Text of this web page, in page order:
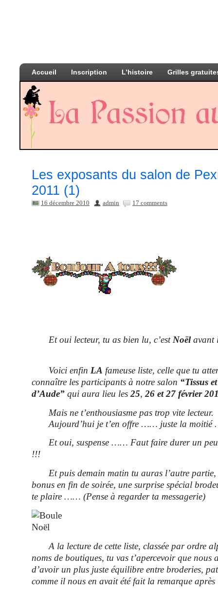
Accueil Inscription L’histoire Grilles
Les exposants du salon de
2011 (1)
16 décembre 2010 admin 17 comments
Et oui lecteur, tu as bien lu, c’est Noël avant
Voici enfin LA fameuse liste, celle que tu
connaître les participants à notre salon “Tissus
d’Aude” qui aura lieu les 25, 26 et 27 février
Mais ne t’enthousiasme pas trop vite lecteur.
Aujourd’hui je t’en offre …… juste la
Et oui, suspense …… Faut faire durer un peu
!!!
Et puis demain matin tu auras l’autre partie,
bonus en fin de soirée, une surprise spécial
te plaire …… (Pense à regarder ta messagerie)
A la lecture de cette liste, classée par ordre
noms de boutiques, tu vas t’apercevoir que nous
d’avoir un plus juste équilibre entre broderies,
comme il nous en avait été fait la remarque